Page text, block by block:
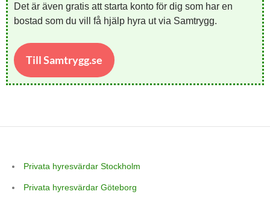
Det är även gratis att starta konto för dig som har en
bostad som du vill få hjälp hyra ut via Samtrygg.
Till Samtrygg.se
Privata hyresvärdar Stockholm
Privata hyresvärdar Göteborg